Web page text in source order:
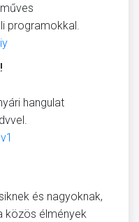
programokkal.
hangulat
és nagyoknak,
közös élmények